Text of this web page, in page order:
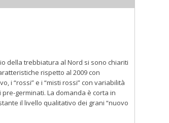
della trebbiatura al Nord si sono chiariti
rispetto al 2009 con
i “rossi” e i “misti rossi” con variabilità
germinati. La domanda è corta in
il livello qualitativo dei grani “nuovo